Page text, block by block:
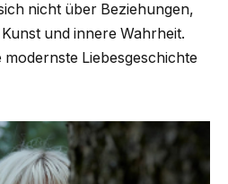
nicht über Beziehungen,
und innere Wahrheit.
modernste Liebesgeschichte